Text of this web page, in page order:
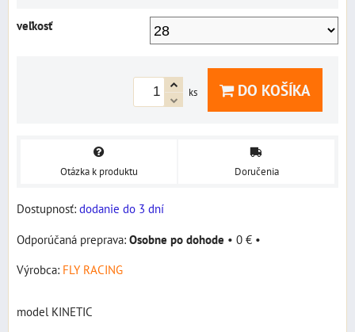
veľkosť
ks DO KOŠÍKA
Otázka k produktu Doručenia
Dostupnosť: dodanie do 3 dní
Osobne po dohode • 0 € •
Výrobca: FLY RACING
model KINETIC